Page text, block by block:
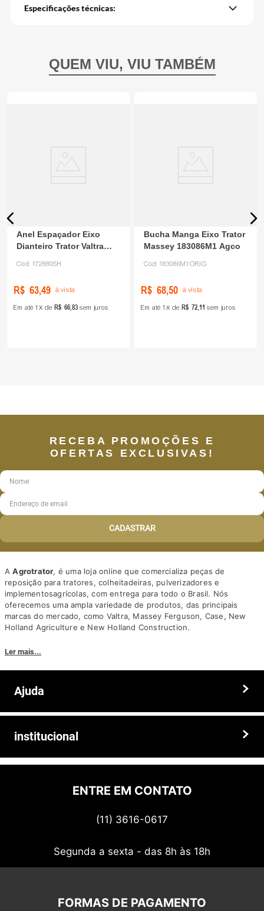
Especificações técnicas:
Anel Espaçador Eixo
Dianteiro Trator Valtra
Cód: 172880SH
R$ 63,49 à vista
Em até 1 de R$ 6683 sem juros
Bucha Manga Eixo Trator
Massey 183086M1 Agco
Cód: 183086M1ORIG
R$ 68,50 à vista
Em até 1 de R$ 7211 sem juros
RECEBA PROMOÇÕES E
OFERTAS EXCLUSIVAS!
CADASTRAR
AAgrotrator, é uma loja online que comercializa peças de
reposição para tratores, colheitadeiras, pulverizadores e
implementosagrícolas, com entrega para todo o Brasil. Nós
oferecemos uma ampla variedade de produtos, das principais
marcas do mercado, como Valtra, Massey Ferguson, Case, New
Holland Agriculture e New Holland Construction.
competitivos. Nós também oferecemos um atendimento
personalizado, com equipe de profissionais altamente capacitados
Somos a solução ideal para quem busca peças e acessórios agrícolas
Ler mais...
Ajuda
Prazos e entregas
institucional
Quem somos
Politica de privacidadeENTRE EM CONTATO
(11) 3616-0617
Segunda a sexta - das 8h às 18h
FORMAS DE PAGAMENTO